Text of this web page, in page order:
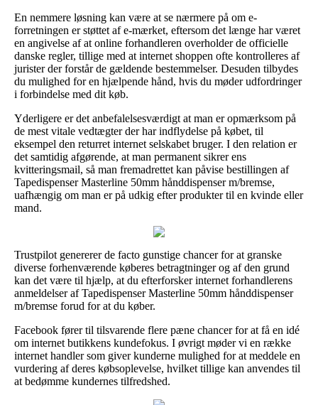
En nemmere løsning kan være at se nærmere på om e-
forretningen er støttet af e-mærket, eftersom det længe har været
en angivelse af at online forhandleren overholder de officielle
danske regler, tillige med at internet shoppen ofte kontrolleres af
jurister der forstår de gældende bestemmelser. Desuden tilbydes
du mulighed for en hjælpende hånd, hvis du møder udfordringer
i forbindelse med dit køb.
Yderligere er det anbefalelsesværdigt at man er opmærksom på
de mest vitale vedtægter der har indflydelse på købet, til
eksempel den returret internet selskabet bruger. I den relation er
det samtidig afgørende, at man permanent sikrer ens
kvitteringsmail, så man fremadrettet kan påvise bestillingen af
Tapedispenser Masterline 50mm hånddispenser m/bremse,
uafhængig om man er på udkig efter produkter til en kvinde eller
mand.
Trustpilot genererer de facto gunstige chancer for at granske
diverse forhenværende køberes betragtninger og af den grund
kan det være til hjælp, at du efterforsker internet forhandlerens
anmeldelser af Tapedispenser Masterline 50mm hånddispenser
m/bremse forud for at du køber.
Facebook fører til tilsvarende flere pæne chancer for at få en idé
om internet butikkens kundefokus. I øvrigt møder vi en række
internet handler som giver kunderne mulighed for at meddele en
vurdering af deres købsoplevelse, hvilket tillige kan anvendes til
at bedømme kundernes tilfredshed.